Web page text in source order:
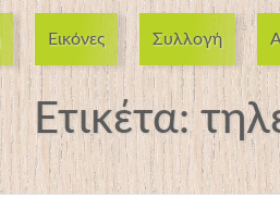
Εικόνες Συλλογή
Ετικέτα: